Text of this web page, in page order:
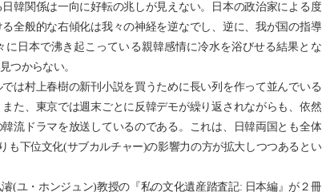
韓関係は一向に好転の兆しが見えない。日本の政治家による度
全般的な右傾化は我々の神経を逆なでし、逆に、我が国の指導
に日本で沸き起こっている親韓感情に冷水を浴びせる結果とな
つからない。
は村上春樹の新刊小説を買うために長い列を作って並んでいる
た、東京では週末ごとに反韓デモが繰り返されながらも、依然
流ドラマを放送しているのである。これは、日韓両国とも全体
も下位文化(サブカルチャー)の影響力の方が拡大しつつあるとい
(ユ・ホンジュン)教授の『私の文化遺産踏査記: 日本編』が２冊